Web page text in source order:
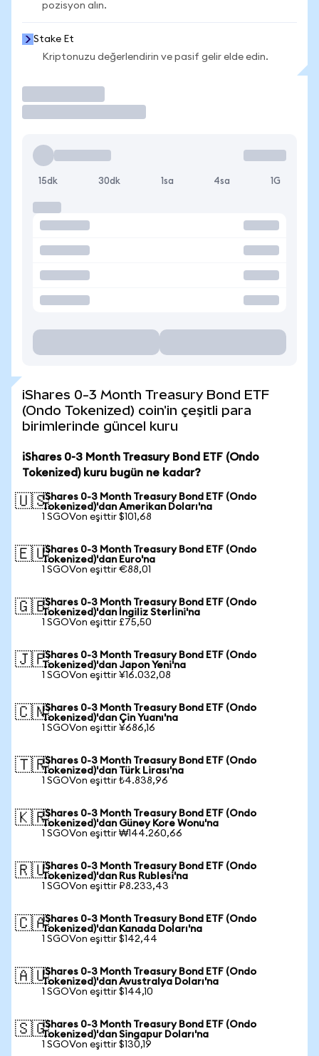
pozisyon alın.
Stake Et
Kriptonuzu değerlendirin ve pasif gelir elde edin.
15dk 30dk 1sa 4sa 1G
iShares 0-3 Month Treasury Bond ETF
(Ondo Tokenized) coin'in çeşitli para
birimlerinde güncel kuru
iShares 0-3 Month Treasury Bond ETF (Ondo
Tokenized) kuru bugün ne kadar?
🇺🇸iShares 0-3 Month Treasury Bond ETF (Ondo
Tokenized)'dan Amerikan Doları'na
1 SGOVon eşittir $101,68
🇪🇺iShares 0-3 Month Treasury Bond ETF (Ondo
Tokenized)'dan Euro'na
1 SGOVon eşittir €88,01
🇬🇧iShares 0-3 Month Treasury Bond ETF (Ondo
Tokenized)'dan İngiliz Sterlini'na
1 SGOVon eşittir £75,50
🇯🇵iShares 0-3 Month Treasury Bond ETF (Ondo
Tokenized)'dan Japon Yeni'na
1 SGOVon eşittir ¥16.032,08
🇨🇳iShares 0-3 Month Treasury Bond ETF (Ondo
Tokenized)'dan Çin Yuanı'na
1 SGOVon eşittir ¥686,16
🇹🇷iShares 0-3 Month Treasury Bond ETF (Ondo
Tokenized)'dan Türk Lirası'na
1 SGOVon eşittir ₺4.838,96
🇰🇷iShares 0-3 Month Treasury Bond ETF (Ondo
Tokenized)'dan Güney Kore Wonu'na
1 SGOVon eşittir ₩144.260,66
🇷🇺iShares 0-3 Month Treasury Bond ETF (Ondo
Tokenized)'dan Rus Rublesi'na
1 SGOVon eşittir ₽8.233,43
🇨🇦iShares 0-3 Month Treasury Bond ETF (Ondo
Tokenized)'dan Kanada Doları'na
1 SGOVon eşittir $142,44
🇦🇺iShares 0-3 Month Treasury Bond ETF (Ondo
Tokenized)'dan Avustralya Doları'na
1 SGOVon eşittir $144,10
🇸🇬iShares 0-3 Month Treasury Bond ETF (Ondo
Tokenized)'dan Singapur Doları'na
1 SGOVon eşittir $130,19